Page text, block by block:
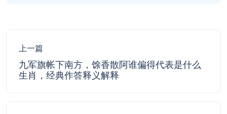
上一篇
九军旗帐下南方，馀香散阿谁偏得代表是什么
生肖，经典作答释义解释